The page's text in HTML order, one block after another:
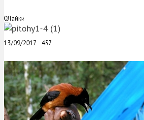
0Лайки
13/09/2017 457